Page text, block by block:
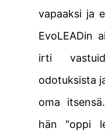
vapaaksi ja
EvoLEADin
irti
odotuksista
oma
hän "oppi